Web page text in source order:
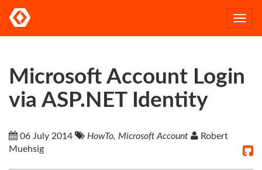
Microsoft Account Login
via ASP.NET Identity
06 July 2014 HowTo, Microsoft Account
Robert
Muehsig